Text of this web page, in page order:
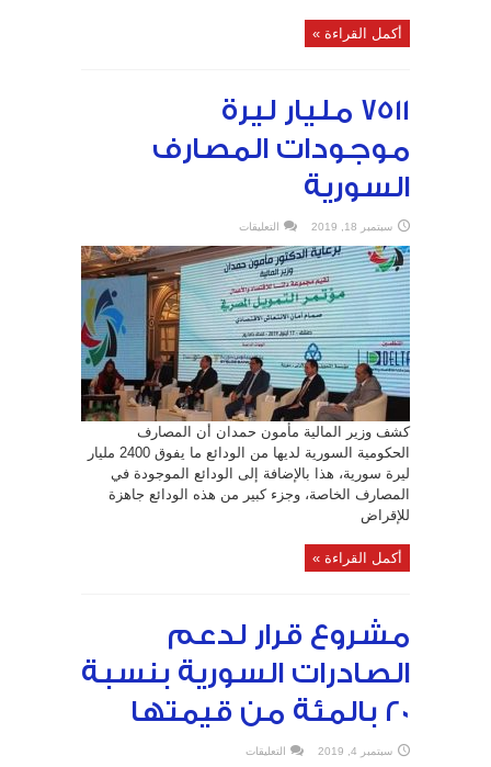
أكمل القراءة »
7511 مليار ليرة
موجودات المصارف
السورية
سبتمبر 18, 2019 التعليقات
مليار
ليرة
موجودات
المصارف
السورية
مغلقة
كشف وزير المالية مأمون حمدان أن المصارف
الحكومية السورية لديها من الودائع ما يفوق 2400 مليار
ليرة سورية، هذا بالإضافة إلى الودائع الموجودة في
المصارف الخاصة، وجزء كبير من هذه الودائع جاهزة
للإقراض
أكمل القراءة »
مشروع قرار لدعم
الصادرات السورية بنسبة
20 بالمئة من قيمتها
سبتمبر 4, 2019 التعليقات